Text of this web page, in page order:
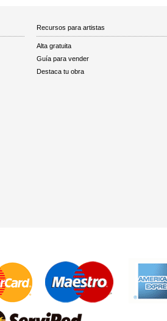
Recursos para artistas
Alta gratuita
Guía para vender
Destaca tu obra